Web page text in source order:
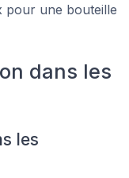
pour une bouteille
dans les
les